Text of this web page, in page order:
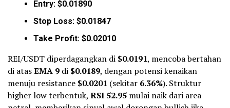
Entry: $0.01890
Stop Loss: $0.01847
Take Profit: $0.02010
REI/USDT diperdagangkan di $0.0191, mencoba bertahan
di atasEMA 9 di $0.0189, dengan potensi kenaikan
menuju resistance $0.0201 (sekitar 6.36%). Struktur
higher low terbentuk, RSI 52.95 mulai naik dari area